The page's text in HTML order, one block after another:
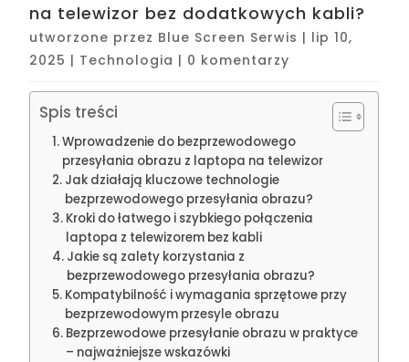
na telewizor bez dodatkowych kabli?
utworzone przez Blue Screen Serwis | lip 10,
2025 | Technologia | 0 komentarzy
Spis treści
Wprowadzenie do bezprzewodowego
przesyłania obrazu z laptopa na telewizor
Jak działają kluczowe technologie
bezprzewodowego przesyłania obrazu?
Kroki do łatwego i szybkiego połączenia
laptopa z telewizorem bez kabli
Jakie są zalety korzystania z
bezprzewodowego przesyłania obrazu?
Kompatybilność i wymagania sprzętowe przy
bezprzewodowym przesyle obrazu
Bezprzewodowe przesyłanie obrazu w praktyce
– najważniejsze wskazówki